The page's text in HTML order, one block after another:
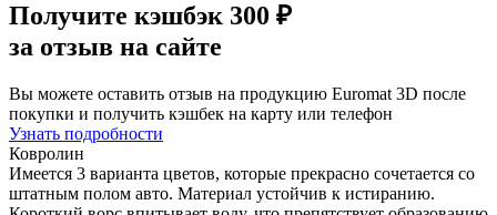
Получите кэшбэк 300 ₽
за отзыв на сайте
Вы можете оставить отзыв на продукцию Euromat 3D после
покупки и получить кэшбек на карту или телефон
Узнать подробности
Ковролин
Имеется 3 варианта цветов, которые прекрасно сочетается со
штатным полом авто. Материал устойчив к истиранию.